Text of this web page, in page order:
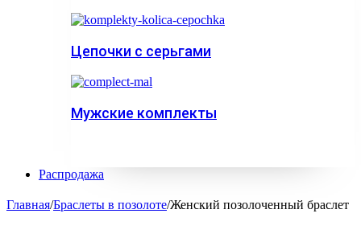
Цепочки с серьгами
Мужские комплекты
Распродажа
Главная/Браслеты в позолоте/Женский позолоченный браслет